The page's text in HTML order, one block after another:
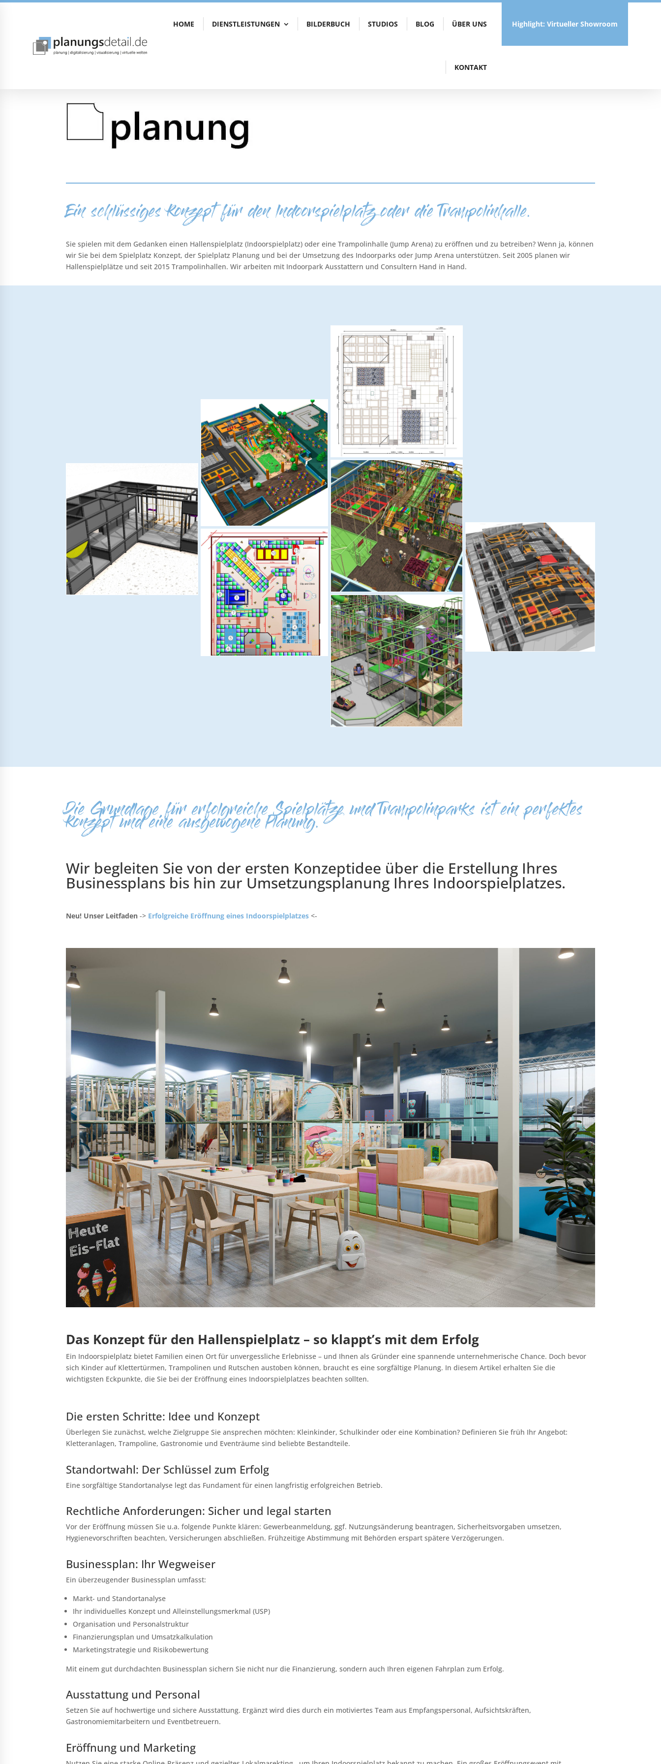
Highlight: Virtueller Showroom
HOME DIENSTLEISTUNGEN BILDERBUCH STUDIOS BLOG ÜBER UNS
KONTAKT
Ein schlüssiges Konzept für den Indoorspielplatz oder die Trampolinhalle.
Sie spielen mit dem Gedanken einen Hallenspielplatz (Indoorspielplatz) oder eine Trampolinhalle (Jump Arena) zu eröffnen und zu betreiben? Wenn ja, können
wir Sie bei dem Spielplatz Konzept, der Spielplatz Planung und bei der Umsetzung des Indoorparks oder Jump Arena unterstützen. Seit 2005 planen wir
Hallenspielplätze und seit 2015 Trampolinhallen. Wir arbeiten mit Indoorpark Ausstattern und Consultern Hand in Hand.
Die Grundlage für erfolgreiche Spielplätze und Trampolinparks ist ein perfektes
Konzept und eine ausgewogene Planung.
Wir begleiten Sie von der ersten Konzeptidee über die Erstellung Ihres
Businessplans bis hin zur Umsetzungsplanung Ihres Indoorspielplatzes.
Neu! Unser Leitfaden -> Erfolgreiche Eröffnung eines Indoorspielplatzes <-
Das Konzept für den Hallenspielplatz – so klappt’s mit dem Erfolg
Ein Indoorspielplatz bietet Familien einen Ort für unvergessliche Erlebnisse – und Ihnen als Gründer eine spannende unternehmerische Chance. Doch bevor
sich Kinder auf Klettertürmen, Trampolinen und Rutschen austoben können, braucht es eine sorgfältige Planung. In diesem Artikel erhalten Sie die
wichtigsten Eckpunkte, die Sie bei der Eröffnung eines Indoorspielplatzes beachten sollten.
Die ersten Schritte: Idee und Konzept
Überlegen Sie zunächst, welche Zielgruppe Sie ansprechen möchten: Kleinkinder, Schulkinder oder eine Kombination? Definieren Sie früh Ihr Angebot:
Kletteranlagen, Trampoline, Gastronomie und Eventräume sind beliebte Bestandteile.
Standortwahl: Der Schlüssel zum Erfolg
Eine sorgfältige Standortanalyse legt das Fundament für einen langfristig erfolgreichen Betrieb.
Rechtliche Anforderungen: Sicher und legal starten
Vor der Eröffnung müssen Sie u.a. folgende Punkte klären: Gewerbeanmeldung, ggf. Nutzungsänderung beantragen, Sicherheitsvorgaben umsetzen,
Hygienevorschriften beachten, Versicherungen abschließen. Frühzeitige Abstimmung mit Behörden erspart spätere Verzögerungen.
Businessplan: Ihr Wegweiser
Ein überzeugender Businessplan umfasst:
Markt- und Standortanalyse
Ihr individuelles Konzept und Alleinstellungsmerkmal (USP)
Organisation und Personalstruktur
Finanzierungsplan und Umsatzkalkulation
Marketingstrategie und Risikobewertung
Mit einem gut durchdachten Businessplan sichern Sie nicht nur die Finanzierung, sondern auch Ihren eigenen Fahrplan zum Erfolg.
Ausstattung und Personal
Setzen Sie auf hochwertige und sichere Ausstattung. Ergänzt wird dies durch ein motiviertes Team aus Empfangspersonal, Aufsichtskräften,
Gastronomiemitarbeitern und Eventbetreuern.
Eröffnung und Marketing